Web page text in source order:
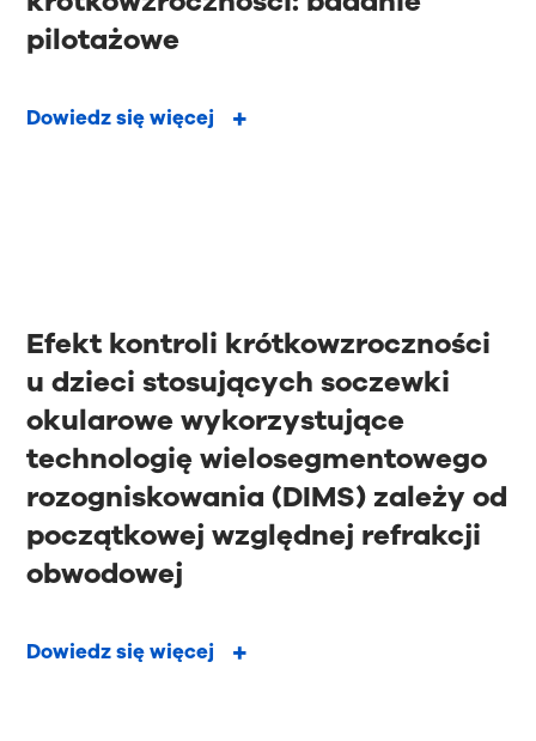
pilotażowe
Dowiedz się więcej
Efekt kontroli krótkowzroczności
u dzieci stosujących soczewki
okularowe wykorzystujące
technologię wielosegmentowego
rozogniskowania (DIMS) zależy od
początkowej względnej refrakcji
obwodowej
Dowiedz się więcej